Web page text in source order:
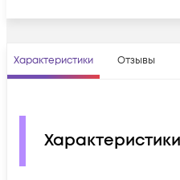
Характеристики Отзывы
Характеристики